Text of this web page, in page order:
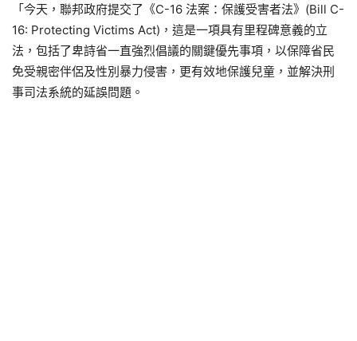
「今天，聯邦政府提交了《C-16 法案：保護受害者法》(Bill C-
16: Protecting Victims Act)，這是一項具有里程碑意義的立
法，包括了卑詩省一直強烈倡議的關鍵優先事項，以保障省民
免受親密伴侶及性別暴力侵害，更有效地保護兒童，並解決刑
事司法系統的延誤問題。